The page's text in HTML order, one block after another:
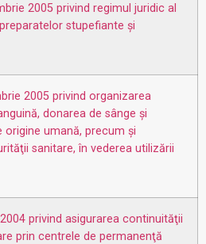
2005 privind regimul juridic al
stupefiante şi
2005 privind organizarea
donarea de sânge şi
umană, precum şi
sanitare, în vederea utilizării
2004 privind asigurarea continuităţii
prin centrele de permanenţă